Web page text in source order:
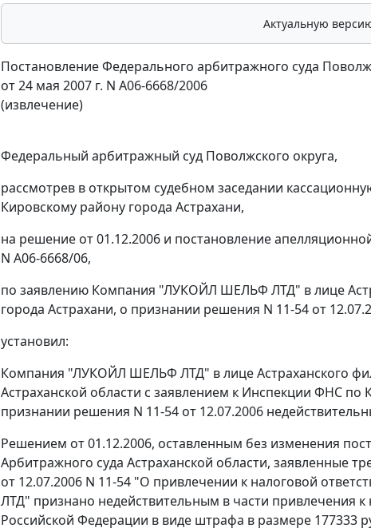
Актуальную
Постановление Федерального арбитражного суда
от 24 мая 2007 г. N А06-6668/2006
(извлечение)
Федеральный арбитражный суд Поволжского округа,
рассмотрев в открытом судебном заседании
Кировскому району города Астрахани,
на решение от 01.12.2006 и постановление
N А06-6668/06,
по заявлению Компания "ЛУКОЙЛ ШЕЛЬФ ЛТД" в лице
города Астрахани, о признании решения N 11-54 от
установил:
Компания "ЛУКОЙЛ ШЕЛЬФ ЛТД" в лице Астраханского
Астраханской области с заявлением к Инспекции ФНС по
признании решения N 11-54 от 12.07.2006
Решением от 01.12.2006, оставленным без изменения
Арбитражного суда Астраханской области, заявленные
от 12.07.2006 N 11-54 "О привлечении к налоговой
ЛТД" признано недействительным в части привлечения к
Российской Федерации в виде штрафа в размере 177333